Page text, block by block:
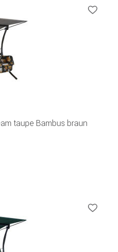
taupe Bambus braun